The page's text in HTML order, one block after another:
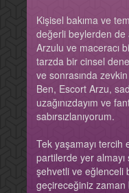
Kişisel bakıma ve
değerli beylerden de
Arzulu ve maceracı
tarzda bir cinsel
ve sonrasında
Ben, Escort Arzu,
uzağınızdayım ve
sabırsızlanıyorum.
Tek yaşamayı
partilerde yer
şehvetli ve eğlenceli
geçireceğiniz zaman